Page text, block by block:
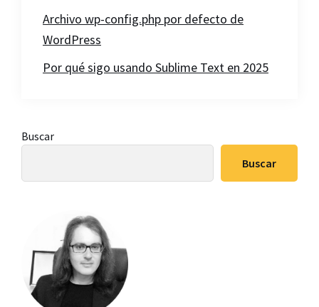
Archivo wp-config.php por defecto de
WordPress
Por qué sigo usando Sublime Text en 2025
Barra
Buscar
Buscar